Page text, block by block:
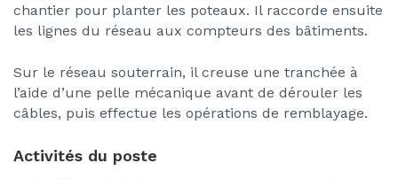
chantier pour planter les poteaux. Il raccorde ensuite
les lignes du réseau aux compteurs des bâtiments.
Sur le réseau souterrain, il creuse une tranchée à
l’aide d’une pelle mécanique avant de dérouler les
câbles, puis effectue les opérations de remblayage.
Activités du poste